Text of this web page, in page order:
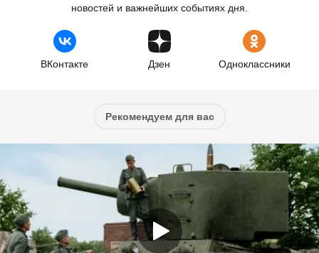
новостей и важнейших событиях дня.
ВКонтакте Дзен Одноклассники
Рекомендуем для вас